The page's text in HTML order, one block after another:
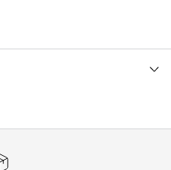
nova proposta para a
modernidade à
supercool, perfeito para